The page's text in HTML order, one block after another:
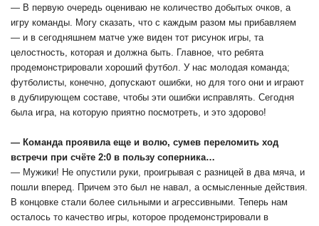
— В первую очередь оцениваю не количество добытых очков, а
игру команды. Могу сказать, что с каждым разом мы прибавляем
— и в сегодняшнем матче уже виден тот рисунок игры, та
целостность, которая и должна быть. Главное, что ребята
продемонстрировали хороший футбол. У нас молодая команда;
футболисты, конечно, допускают ошибки, но для того они и играют
в дублирующем составе, чтобы эти ошибки исправлять. Сегодня
была игра, на которую приятно посмотреть, и это здорово!
— Команда проявила еще и волю, сумев переломить ход
встречи при счёте 2:0 в пользу соперника…
— Мужики! Не опустили руки, проигрывая с разницей в два мяча, и
пошли вперед. Причем это был не навал, а осмысленные действия.
В концовке стали более сильными и агрессивными. Теперь нам
осталось то качество игры, которое продемонстрировали в